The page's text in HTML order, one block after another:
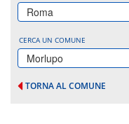
Roma
CERCA UN COMUNE
Morlupo
TORNA AL COMUNE